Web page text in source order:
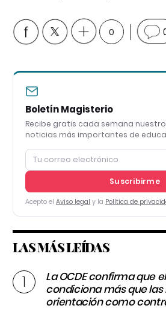
0
Boletín Magisterio
Recibe gratis cada semana
noticias más importantes de
Suscribirme
Acepto el Aviso legal y la Política de
LAS MÁS LEÍDAS
La OCDE confirma que
condiciona más que las
orientación como